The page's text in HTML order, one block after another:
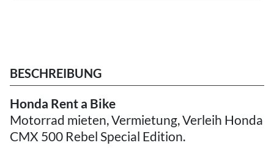
BESCHREIBUNG
Honda Rent a Bike
Motorrad mieten, Vermietung, Verleih Honda
CMX 500 Rebel Special Edition.